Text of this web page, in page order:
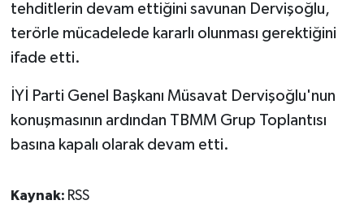
tehditlerin devam ettiğini savunan Dervişoğlu,
terörle mücadelede kararlı olunması gerektiğini
ifade etti.
İYİ Parti Genel Başkanı Müsavat Dervişoğlu'nun
konuşmasının ardından TBMM Grup Toplantısı
basına kapalı olarak devam etti.
Kaynak: RSS